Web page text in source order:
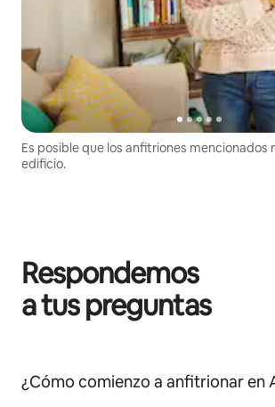
Es posible que los anfitriones mencionados
edificio.
Respondemos
a tus preguntas
¿Cómo comienzo a anfitrionar en